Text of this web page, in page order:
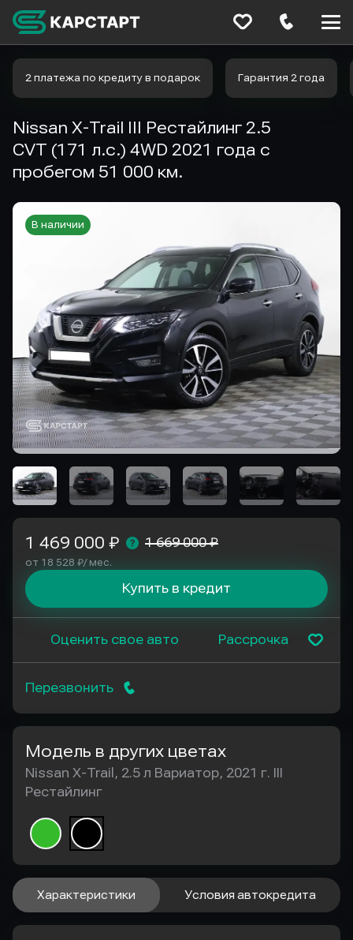
2 платежа по кредиту в подарок Гарантия 2 года
Nissan X-Trail III Рестайлинг 2.5
CVT (171 л.с.) 4WD 2021 года с
пробегом 51 000 км.
В наличии
1 469 000 ₽ 1 669 000 ₽
от 18 528 ₽/ мес.
Купить в кредит
Оценить свое авто Рассрочка
Перезвонить
Модель в других цветах
Nissan X-Trail, 2.5 л Вариатор, 2021 г. III
Рестайлинг
Характеристики Условия автокредита